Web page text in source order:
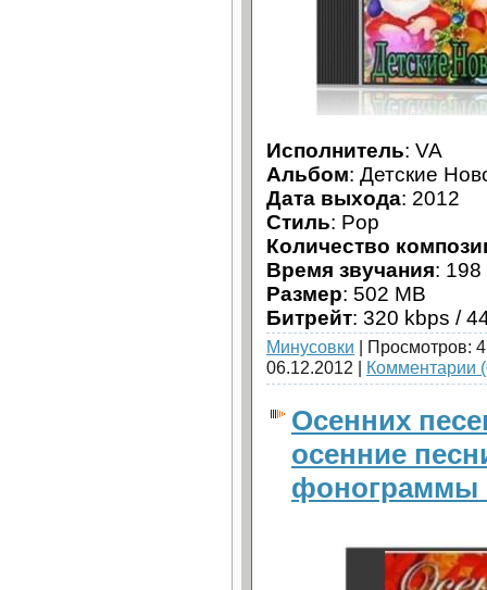
Исполнитель: VA
Альбом: Детские
Дата выхода: 2012
Стиль: Pop
Количество
Время звучания: 198
Размер: 502 MB
Битрейт: 320 kbps /
Минусовки | Просмотров:
06.12.2012 | Комментарии
Осенних
осенние
фонограммы